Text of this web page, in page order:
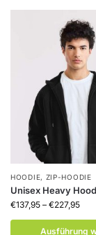
HOODIE, ZIP-HOODIE
Unisex Heavy
€137,95 – €227,95
Ausführung